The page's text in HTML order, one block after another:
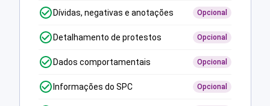
Dívidas, negativas e anotações Opcional
Detalhamento de protestos Opcional
Dados comportamentais Opcional
Informações do SPC Opcional